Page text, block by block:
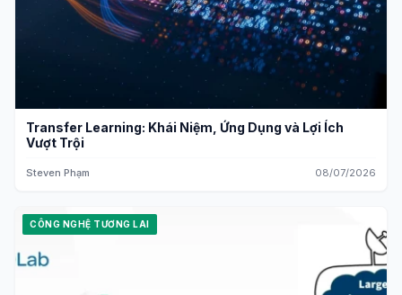
Transfer Learning: Khái Niệm, Ứng Dụng và Lợi Ích
Vượt Trội
Steven Phạm 08/07/2026
CÔNG NGHỆ TƯƠNG LAI